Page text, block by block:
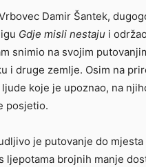
Damir Šantek,
Gdje misli nestaju i
snimio na svojim
i druge zemlje. Osim na
koje je upoznao, na
posjetio.
je putovanje do
ljepotama brojnih manje